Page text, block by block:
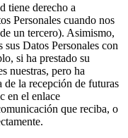
tiene derecho a
Personales cuando nos
un tercero). Asimismo,
sus Datos Personales con
si ha prestado su
nuestras, pero ha
de la recepción de futuras
en el enlace
que reciba, o